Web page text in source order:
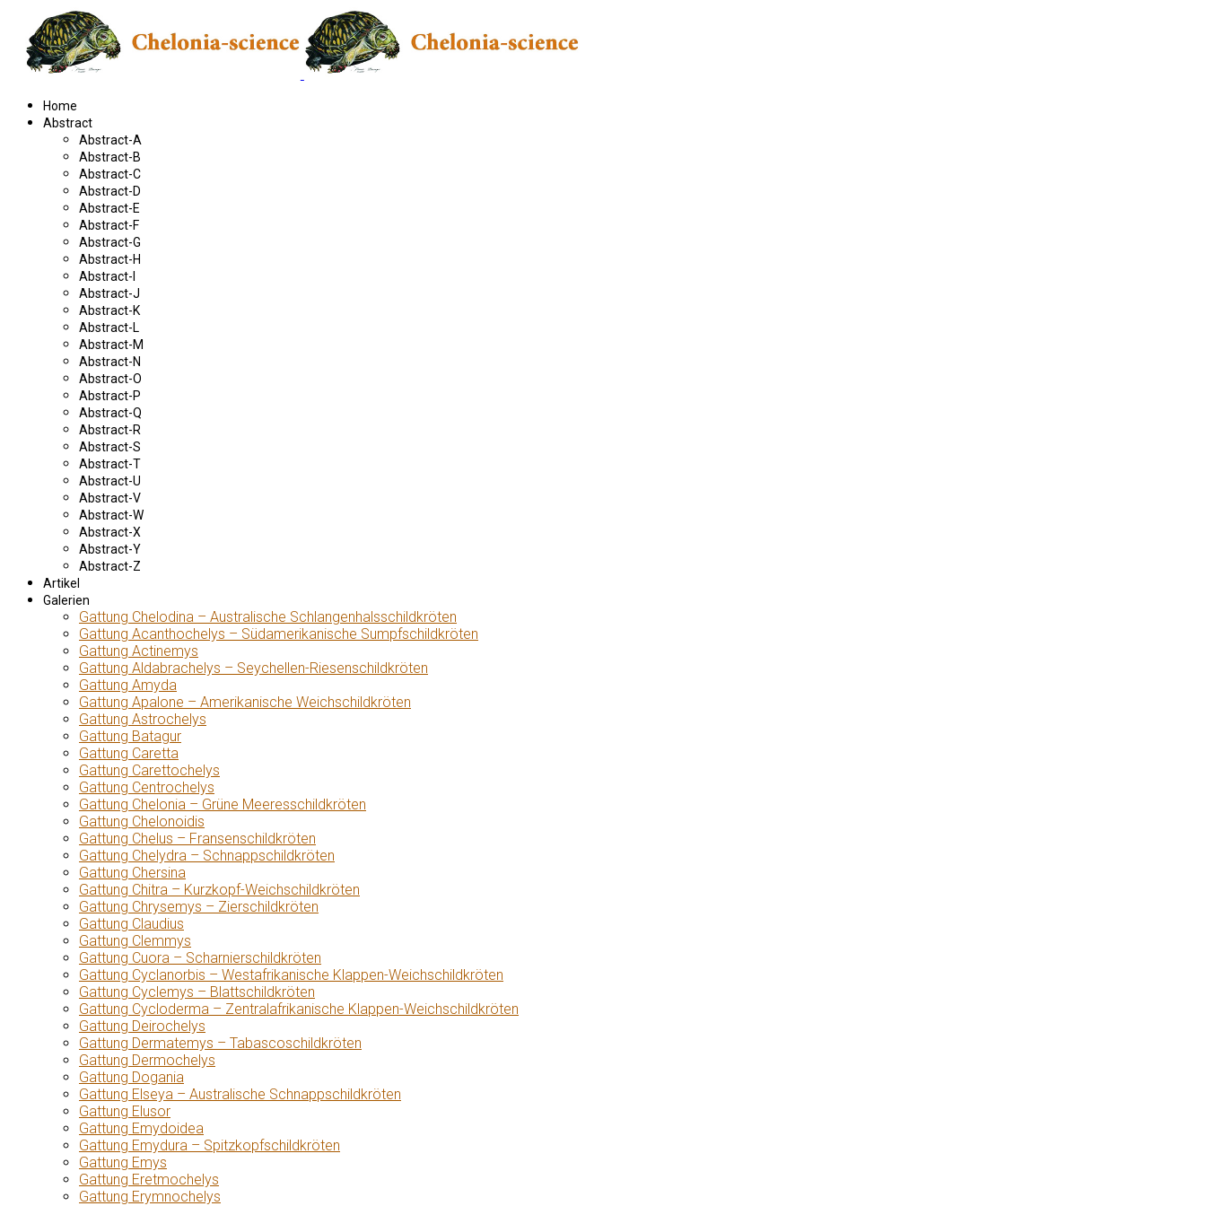
Home
Abstract
Abstract-A
Abstract-B
Abstract-C
Abstract-D
Abstract-E
Abstract-F
Abstract-G
Abstract-H
Abstract-I
Abstract-J
Abstract-K
Abstract-L
Abstract-M
Abstract-N
Abstract-O
Abstract-P
Abstract-Q
Abstract-R
Abstract-S
Abstract-T
Abstract-U
Abstract-V
Abstract-W
Abstract-X
Abstract-Y
Abstract-Z
Artikel
Galerien
Gattung Chelodina – Australische Schlangenhalsschildkröten
Gattung Acanthochelys – Südamerikanische Sumpfschildkröten
Gattung Actinemys
Gattung Aldabrachelys – Seychellen-Riesenschildkröten
Gattung Amyda
Gattung Apalone – Amerikanische Weichschildkröten
Gattung Astrochelys
Gattung Batagur
Gattung Caretta
Gattung Carettochelys
Gattung Centrochelys
Gattung Chelonia – Grüne Meeresschildkröten
Gattung Chelonoidis
Gattung Chelus – Fransenschildkröten
Gattung Chelydra – Schnappschildkröten
Gattung Chersina
Gattung Chitra – Kurzkopf-Weichschildkröten
Gattung Chrysemys – Zierschildkröten
Gattung Claudius
Gattung Clemmys
Gattung Cuora – Scharnierschildkröten
Gattung Cyclanorbis – Westafrikanische Klappen-Weichschildkröten
Gattung Cyclemys – Blattschildkröten
Gattung Cycloderma – Zentralafrikanische Klappen-Weichschildkröten
Gattung Deirochelys
Gattung Dermatemys – Tabascoschildkröten
Gattung Dermochelys
Gattung Dogania
Gattung Elseya – Australische Schnappschildkröten
Gattung Elusor
Gattung Emydoidea
Gattung Emydura – Spitzkopfschildkröten
Gattung Emys
Gattung Eretmochelys
Gattung Erymnochelys